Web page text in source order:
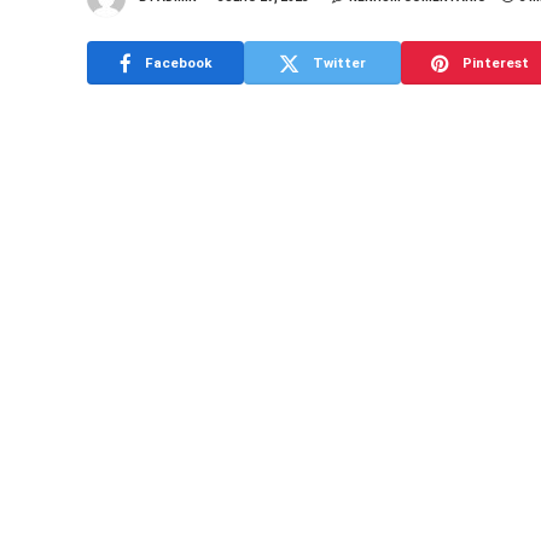
Facebook Twitter Pinterest